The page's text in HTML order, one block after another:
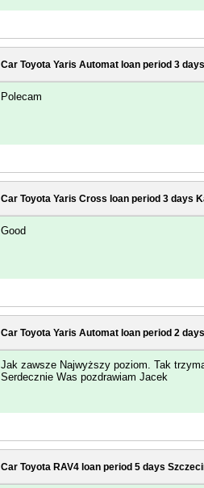
Car Toyota Yaris Automat loan period 3 days
Polecam
Car Toyota Yaris Cross loan period 3 days
Good
Car Toyota Yaris Automat loan period 2 days
Jak zawsze Najwyższy poziom. Tak
Serdecznie Was pozdrawiam Jacek
Car Toyota RAV4 loan period 5 days